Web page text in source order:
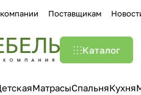
Поставщикам
Каталог
МатрасыСпальняКухня